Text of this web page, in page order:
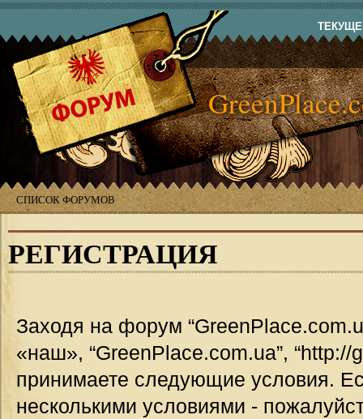
СПИСОК ФОРУМОВ
РЕГИСТРАЦИЯ
Заходя на форум
«наш», “GreenPlace.com.ua”,
принимаете следующие условия.
несколькими условиями -